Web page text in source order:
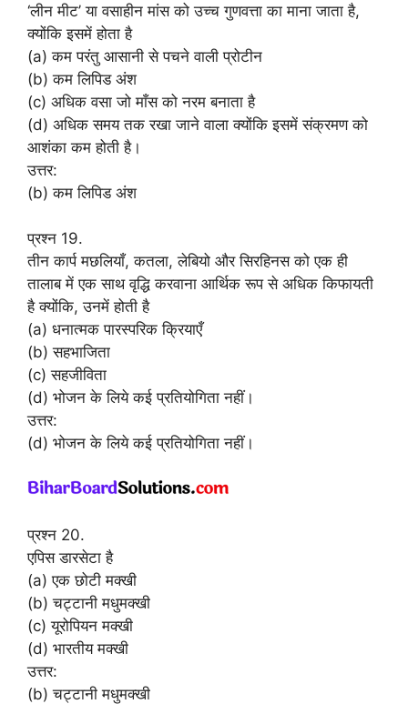
‘लीन मीट’ या वसाहीन मांस को उच्च गुणवत्ता का माना जाता है,
क्योंकि इसमें होता है
(a) कम परंतु आसानी से पचने वाली प्रोटीन
(b) कम लिपिड अंश
(c) अधिक वसा जो माँस को नरम बनाता है
(d) अधिक समय तक रखा जाने वाला क्योंकि इसमें संक्रमण को
आशंका कम होती है।
उत्तर:
(b) कम लिपिड अंश
प्रश्न 19.
तीन कार्प मछलियाँ, कतला, लेबियो और सिरहिनस को एक ही
तालाब में एक साथ वृद्धि करवाना आर्थिक रूप से अधिक किफायती
है क्योंकि, उनमें होती है
(a) धनात्मक पारस्परिक क्रियाएँ
(b) सहभाजिता
(c) सहजीविता
(d) भोजन के लिये कई प्रतियोगिता नहीं।
उत्तर:
(d) भोजन के लिये कई प्रतियोगिता नहीं।
प्रश्न 20.
एपिस डारसेटा है
(a) एक छोटी मक्खी
(b) चट्टानी मधुमक्खी
(c) यूरोपियन मक्खी
(d) भारतीय मक्खी
उत्तर:
(b) चट्टानी मधुमक्खी